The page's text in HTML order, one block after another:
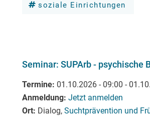
soziale Einrichtungen
Seminar: SUPArb - psychische
Termine 01.10.2026 - 09:00 -
Anmeldung Jetzt anmelden
Ort Dialog, Suchtprävention und